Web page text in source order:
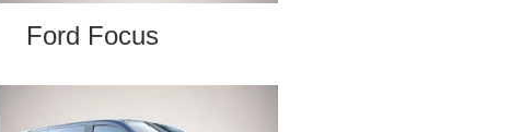
Ford Focus